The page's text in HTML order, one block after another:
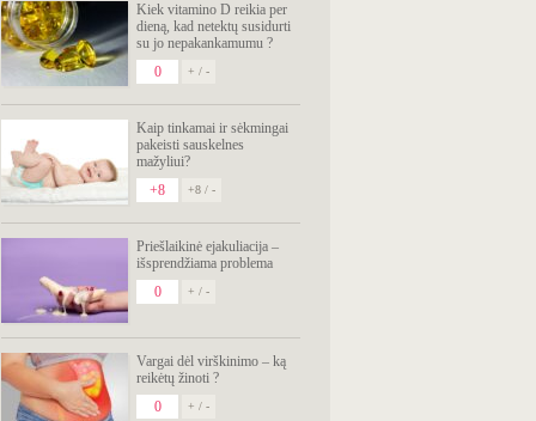
Apie rinito tipus,
gydymą ir apie tai,
kodėl geriau rinktis
natūralias priemones
5 dantų skausmą
malšinančios
priemonės
8 jūros druskos
panaudojimo būdai
(2 dalis)
5 klausimai apie
valgykime jų pilnomis
saujomis
8 praktiški jūros
druskos panaudojimo
būdai (1 dalis)
kraujažolės nauda
žinoma jau nuo
Romos laikų
3 dantų skausmo
gydymo klaidos
Kiek vitamino D reikia per
dieną, kad netektų susidurti
su jo nepakankamumu ?
0
+ / -
Kaip tinkamai ir sėkmingai
pakeisti sauskelnes
mažyliui?
+8
+8 / -
Priešlaikinė ejakuliacija –
išsprendžiama problema
0
+ / -
Vargai dėl virškinimo – ką
reikėtų žinoti ?
0
+ / -